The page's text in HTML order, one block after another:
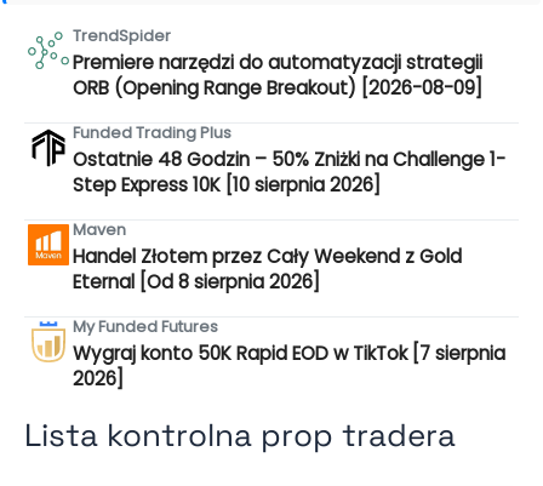
TrendSpider
Premiere narzędzi do automatyzacji strategii
ORB (Opening Range Breakout) [2026-08-09]
Funded Trading Plus
Ostatnie 48 Godzin – 50% Zniżki na Challenge 1-
Step Express 10K [10 sierpnia 2026]
Maven
Handel Złotem przez Cały Weekend z Gold
Eternal [Od 8 sierpnia 2026]
My Funded Futures
Wygraj konto 50K Rapid EOD w TikTok [7 sierpnia
2026]
Lista kontrolna prop tradera